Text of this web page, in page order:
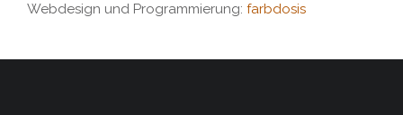
Webdesign und Programmierung: farbdosis